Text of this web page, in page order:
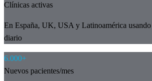
Clínicas activas
En España, UK, USA y Latinoamérica usando
diario
6.000+
Nuevos pacientes/mes